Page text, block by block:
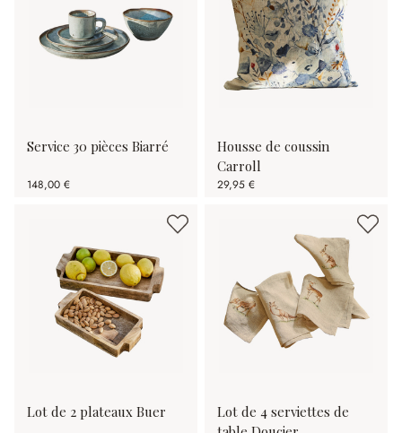
Service 30 pièces Biarré
148,00 €
Housse de coussin
Carroll
29,95 €
Lot de 2 plateaux Buer
Lot de 4 serviettes de